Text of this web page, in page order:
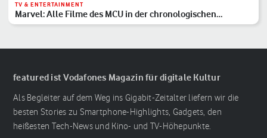
TV & ENTERTAINMENT
Marvel: Alle Filme des MCU in der chronologischen
Reihenfolge
featured ist Vodafones Magazin für digitale Kultur
Als Begleiter auf dem Weg ins Gigabit-Zeitalter liefern wir die
besten Stories zu Smartphone-Highlights, Gadgets, den
heißesten Tech-News und Kino- und TV-Höhepunkte.